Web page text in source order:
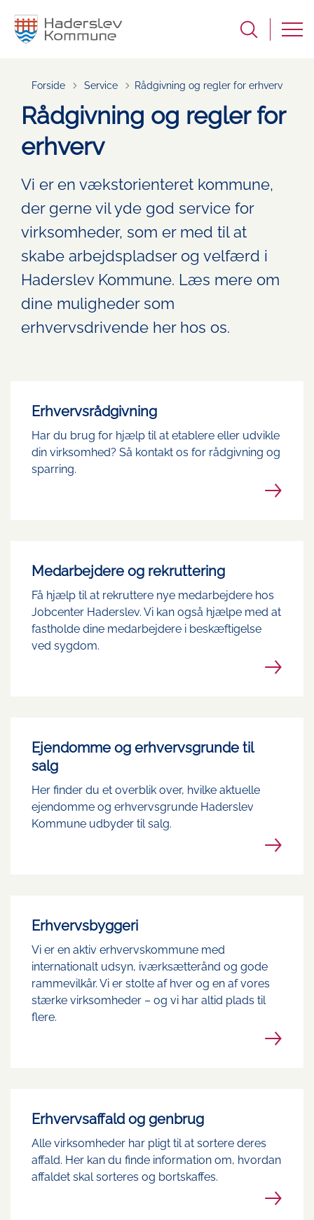
Forside Tilbage til
Service Rådgivning og regler for erhverv
Rådgivning og regler for
erhverv
Vi er en vækstorienteret kommune,
der gerne vil yde god service for
virksomheder, som er med til at
skabe arbejdspladser og velfærd i
Haderslev Kommune. Læs mere om
dine muligheder som
erhvervsdrivende her hos os.
Erhvervsrådgivning
Har du brug for hjælp til at etablere eller udvikle
din virksomhed? Så kontakt os for rådgivning og
sparring.
Medarbejdere og rekruttering
Få hjælp til at rekruttere nye medarbejdere hos
Jobcenter Haderslev. Vi kan også hjælpe med at
fastholde dine medarbejdere i beskæftigelse
ved sygdom.
Ejendomme og erhvervsgrunde til
salg
Her finder du et overblik over, hvilke aktuelle
ejendomme og erhvervsgrunde Haderslev
Kommune udbyder til salg.
Erhvervsbyggeri
Vi er en aktiv erhvervskommune med
internationalt udsyn, iværksætterånd og gode
rammevilkår. Vi er stolte af hver og en af vores
stærke virksomheder – og vi har altid plads til
flere.
Erhvervsaffald og genbrug
Alle virksomheder har pligt til at sortere deres
affald. Her kan du finde information om, hvordan
affaldet skal sorteres og bortskaffes.